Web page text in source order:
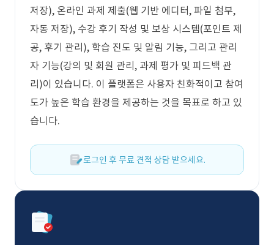
저장), 온라인 과제 제출(웹 기반 에디터, 파일 첨부,
자동 저장), 수강 후기 작성 및 보상 시스템(포인트 제
공, 후기 관리), 학습 진도 및 알림 기능, 그리고 관리
자 기능(강의 및 회원 관리, 과제 평가 및 피드백 관
리)이 있습니다. 이 플랫폼은 사용자 친화적이고 참여
도가 높은 학습 환경을 제공하는 것을 목표로 하고 있
습니다.
로그인 후 무료 견적 상담 받으세요.